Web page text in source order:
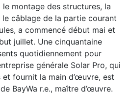
montage des structures, la
le câblage de la partie courant
a commencé début mai et
juillet. Une cinquantaine
quotidiennement pour
générale Solar Pro, qui
fournit la main d’œuvre, est
BayWa r.e., maître d’œuvre.